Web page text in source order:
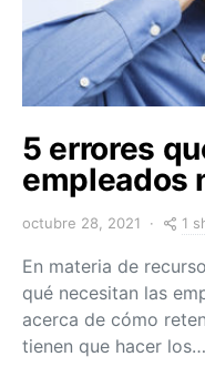
5 errores
empleados
octubre 28, 2021 1
En materia de
qué necesitan las
acerca de cómo
tienen que hacer los…